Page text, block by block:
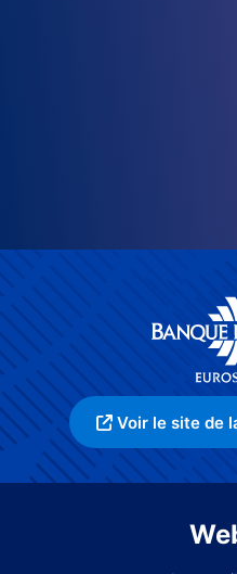
Voir le site de